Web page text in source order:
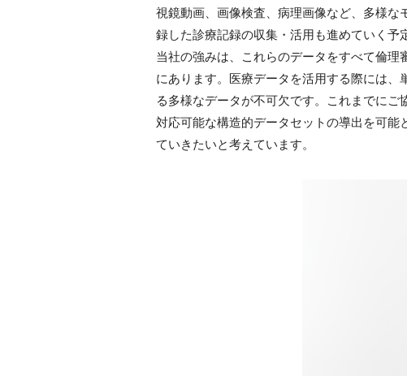
視鏡動画、画像検査、病理画像など、多様
録した診療記録の収集・活用も進めていく予
当社の強みは、これらのデータをすべて倫
にあります。医療データを活用する際には
る多様なデータが不可欠です。これまでに
対応可能な構造的データセットの導出を可能
ていきたいと考えています。